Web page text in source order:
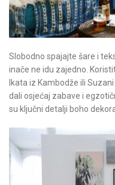
Slobodno spajajte šare i
inače ne idu zajedno.
Ikata iz Kambodže ili
dali osjećaj zabave i
su ključni detalji boho